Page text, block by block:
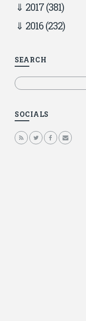
2017(381)
2016(232)
SEARCH
Αναζητηση
SOCIALS